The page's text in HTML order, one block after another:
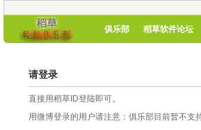
俱乐部 稻草软件论坛
请登录
直接用稻草ID登陆即可。
用微博登录的用户请注意：俱乐部目前暂不支